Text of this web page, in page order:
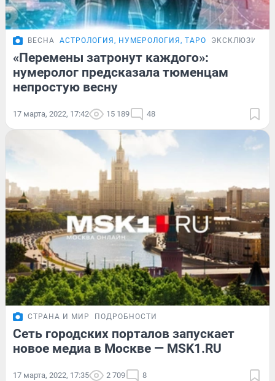
ВЕСНА АСТРОЛОГИЯ, НУМЕРОЛОГИЯ, ТАРО ЭКСКЛЮЗИВ
«Перемены затронут каждого»:
нумеролог предсказала тюменцам
непростую весну
17 марта, 2022, 17:42 15 189 48
СТРАНА И МИР ПОДРОБНОСТИ
Сеть городских порталов запускает
новое медиа в Москве — MSK1.RU
17 марта, 2022, 17:35 2 709 8